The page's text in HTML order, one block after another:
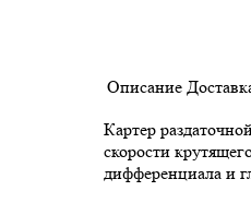
Описание
Картер
скорости
дифференциала и